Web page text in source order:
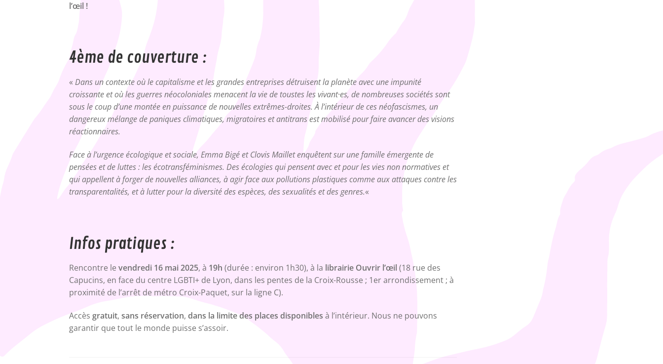
l’œil !
4ème de couverture :
«Dans un contexte où le capitalisme et les grandes entreprises détruisent la planète avec une impunité
croissante et où les guerres néocoloniales menacent la vie de toustes les vivant·es, de nombreuses sociétés sont
sous le coup d’une montée en puissance de nouvelles extrêmes-droites. À l’intérieur de ces néofascismes, un
dangereux mélange de paniques climatiques, migratoires et antitrans est mobilisé pour faire avancer des visions
réactionnaires.
Face à l’urgence écologique et sociale, Emma Bigé et Clovis Maillet enquêtent sur une famille émergente de
pensées et de luttes : les écotransféminismes. Des écologies qui pensent avec et pour les vies non normatives et
qui appellent à forger de nouvelles alliances, à agir face aux pollutions plastiques comme aux attaques contre les
transparentalités, et à lutter pour la diversité des espèces, des sexualités et des genres.«
Infos pratiques :
Rencontre levendredi 16 mai 2025, à 19h (durée : environ 1h30), à la librairie Ouvrir l’œil (18 rue des
Capucins, en face du centre LGBTI+ de Lyon, dans les pentes de la Croix-Rousse ; 1er arrondissement ; à
proximité de l’arrêt de métro Croix-Paquet, sur la ligne C).
Accèsgratuit,sans réservation,dans la limite des places disponibles à l’intérieur. Nous ne pouvons
garantir que tout le monde puisse s’assoir.